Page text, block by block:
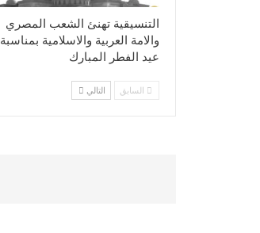
التنسيقية تهنئ الشعب المصري
والامة العربية والاسلامية بمناسبة
عيد الفطر المبارك
السابق التالي